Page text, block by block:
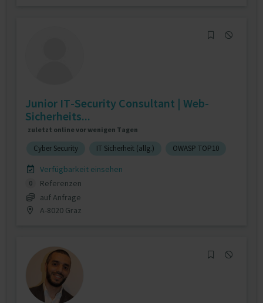
Junior IT-Security Consultant | Web-
Sicherheits...
zuletzt online vor wenigen Tagen
Cyber Security IT Sicherheit (allg.) OWASP TOP10
Verfügbarkeit einsehen
0
Referenzen
auf Anfrage
A-8020 Graz